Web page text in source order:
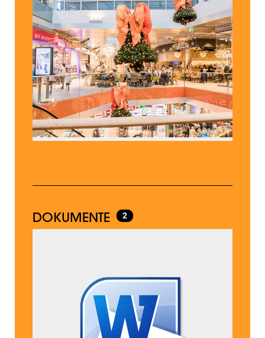
DOKUMENTE 2